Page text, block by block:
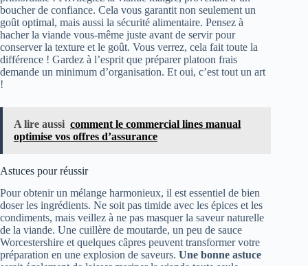
boucher de confiance. Cela vous garantit non seulement un
goût optimal, mais aussi la sécurité alimentaire. Pensez à
hacher la viande vous-même juste avant de servir pour
conserver la texture et le goût. Vous verrez, cela fait toute la
différence ! Gardez à l’esprit que préparer platoon frais
demande un minimum d’organisation. Et oui, c’est tout un art
!
A lire aussi comment le commercial lines manual
optimise vos offres d’assurance
Astuces pour réussir
Pour obtenir un mélange harmonieux, il est essentiel de bien
doser les ingrédients. Ne soit pas timide avec les épices et les
condiments, mais veillez à ne pas masquer la saveur naturelle
de la viande. Une cuillère de moutarde, un peu de sauce
Worcestershire et quelques câpres peuvent transformer votre
préparation en une explosion de saveurs. Une bonne astuce